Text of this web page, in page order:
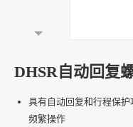
DHSR自动回复
具有自动回复和行程保
频繁操作